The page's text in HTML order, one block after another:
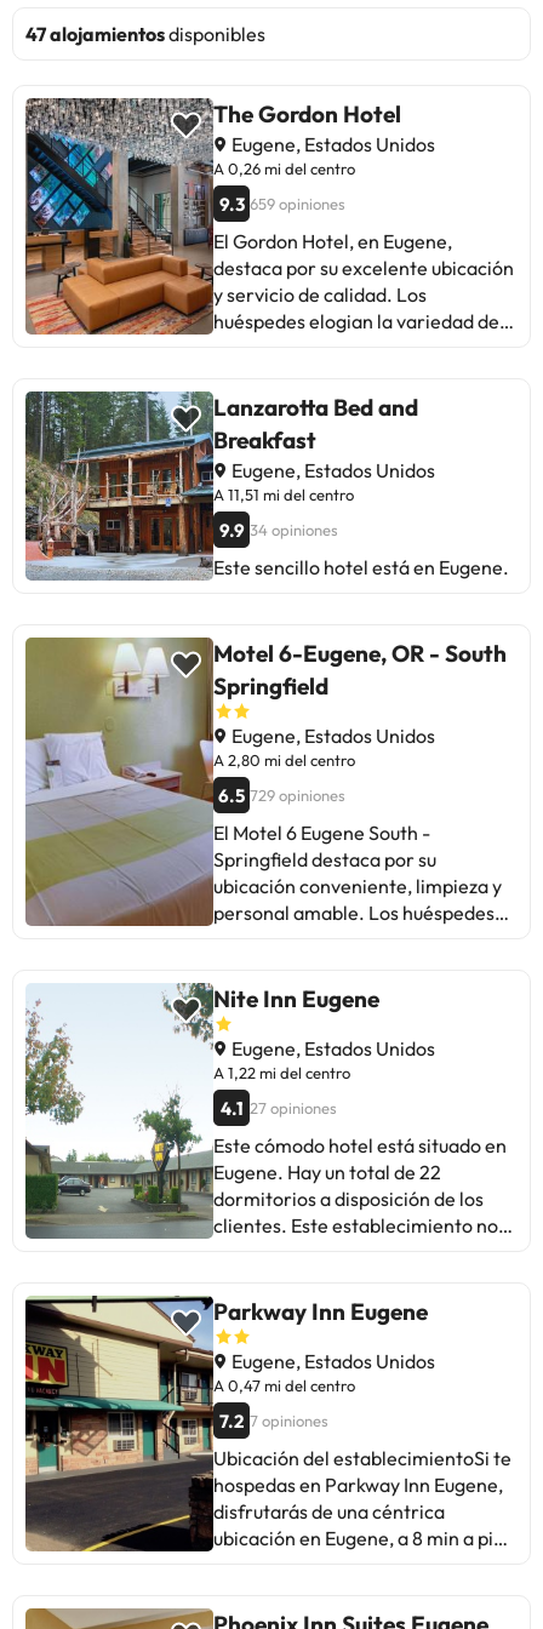
47 alojamientosdisponibles
The Gordon Hotel
Eugene, Estados Unidos
A 0,26 mi del centro
9.3 659 opiniones
El Gordon Hotel, en Eugene,
destaca por su excelente ubicación
y servicio de calidad. Los
huéspedes elogian la variedad de
instalaciones acogedoras. Aunque
algunos mencionan problemas con
el WiFi y ruidos exteriores, la
mayoría disfruta de camas
cómodas, buena comida y la
atmósfera única del hotel. Ideal
para quienes buscan comodidad y
Lanzarotta Bed and
Breakfast
Eugene, Estados Unidos
A 11,51 mi del centro
9.9 34 opiniones
Este sencillo hotel está en Eugene.
Motel 6-Eugene, OR - South
Springfield
Eugene, Estados Unidos
A 2,80 mi del centro
6.5 729 opiniones
El Motel 6 Eugene South -
Springfield destaca por su
ubicación conveniente, limpieza y
personal amable. Los huéspedes
mencionan ruido de la autopista y
problemas con agua caliente y Wi-
Fi. A pesar de críticas aisladas
sobre mantenimiento y ruidos, la
mayoría disfruta de una estancia
tranquila y sin problemas. Ideal
para viajeros con presupuesto
ajustado y mascotas. En resumen,
un lugar cómodo y práctico, aunque
con áreas de mejora en el servicio y
Nite Inn Eugene
Eugene, Estados Unidos
A 1,22 mi del centro
4.1 27 opiniones
Este cómodo hotel está situado en
Eugene. Hay un total de 22
dormitorios a disposición de los
clientes. Este establecimiento no
Parkway Inn Eugene
Eugene, Estados Unidos
A 0,47 mi del centro
7.2 7 opiniones
Ubicación del establecimientoSi te
hospedas en Parkway Inn Eugene,
disfrutarás de una céntrica
ubicación en Eugene, a 8 min a pie
Además, este motel se encuentra a